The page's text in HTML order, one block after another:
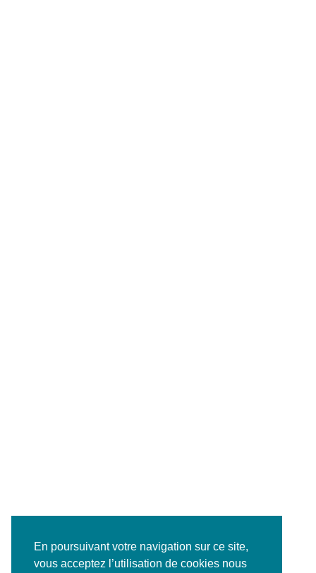
En poursuivant votre navigation sur ce site,
vous acceptez l’utilisation de cookies nous